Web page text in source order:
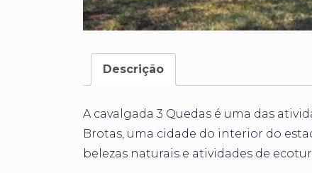
Descrição
A cavalgada 3 Quedas é uma das
Brotas, uma cidade do interior do
belezas naturais e atividades de